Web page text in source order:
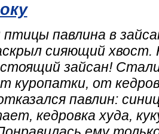
павлина в
сияющий
зайсан!
куропатки, от
павлин:
кедровка худа,